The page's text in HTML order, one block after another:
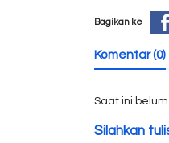
Bagikan ke
Komentar (0)
Saat ini
Silahkan